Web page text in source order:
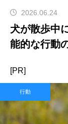
2026.06.24
犬が散歩中
能的な行動
[PR]
行動